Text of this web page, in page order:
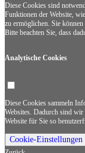
Diese Cookies sind
Funktionen der Website,
zu ermöglichen. Sie
Bitte beachten Sie, dass
Analytische Cookies
Diese Cookies sammeln
Websites. Dadurch sind
Website für Sie so
Cookie-Einstellungen